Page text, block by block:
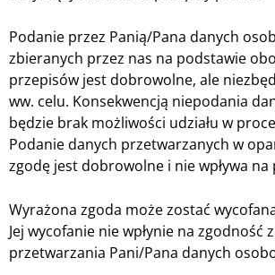
Podanie przez Panią/Pana danych
zbieranych przez nas na podstawie
przepisów jest dobrowolne, ale
ww. celu. Konsekwencją niepodania
będzie brak możliwości udziału w
Podanie danych przetwarzanych w
zgodę jest dobrowolne i nie wpływa
Wyrażona zgoda może zostać
Jej wycofanie nie wpłynie na zgodność
przetwarzania Pani/Pana danych